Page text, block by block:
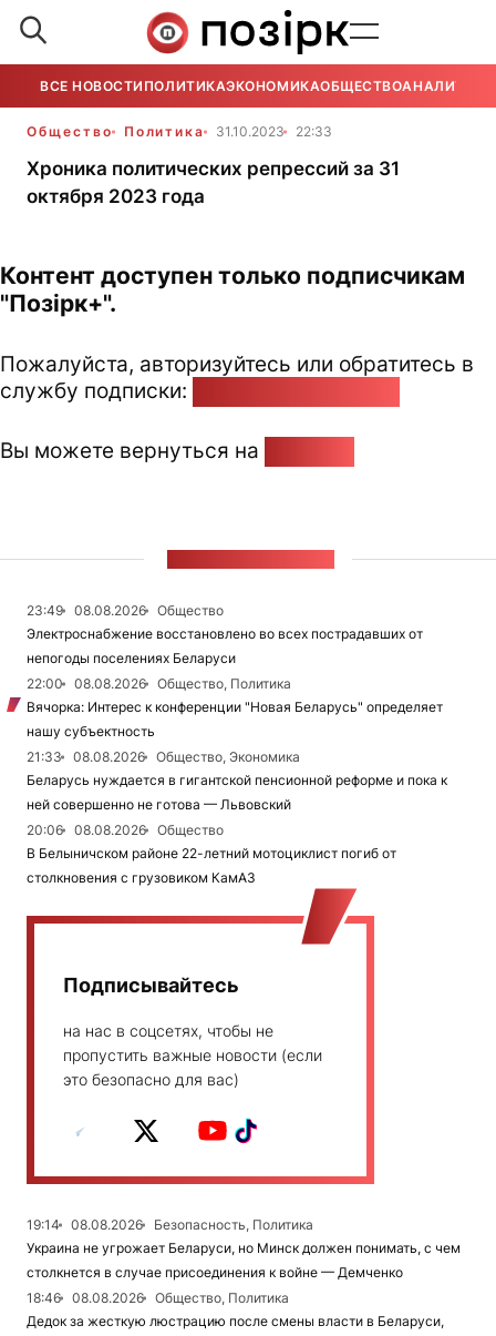
ВСЕ НОВОСТИ ПОЛИТИКАЭКОНОМИКАОБЩЕСТВОАНАЛИТИКА
Общество Политика 31.10.2023 22:33
Хроника политических репрессий за 31
октября 2023 года
Контент доступен только подписчикам
"Позірк+".
Пожалуйста, авторизуйтесь или обратитесь в
службу подписки:
Вы можете вернуться на
23:49 08.08.2026
Общество
Электроснабжение восстановлено во всех пострадавших от
непогоды поселениях Беларуси
22:00
08.08.2026
Общество, Политика
Вячорка: Интерес к конференции "Новая Беларусь" определяет
нашу субъектность
21:33
08.08.2026
Общество, Экономика
Беларусь нуждается в гигантской пенсионной реформе и пока к
ней совершенно не готова — Львовский
20:06
08.08.2026
Общество
В Белыничском районе 22-летний мотоциклист погиб от
столкновения с грузовиком КамАЗ
Подписывайтесь
на нас в соцсетях, чтобы не
пропустить важные новости (если
это безопасно для вас)
19:14 08.08.2026
Безопасность, Политика
Украина не угрожает Беларуси, но Минск должен понимать, с чем
столкнется в случае присоединения к войне — Демченко
18:46
08.08.2026
Общество, Политика
Дедок за жесткую люстрацию после смены власти в Беларуси,